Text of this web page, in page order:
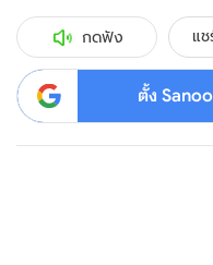
กดฟัง แช
ตั้ง